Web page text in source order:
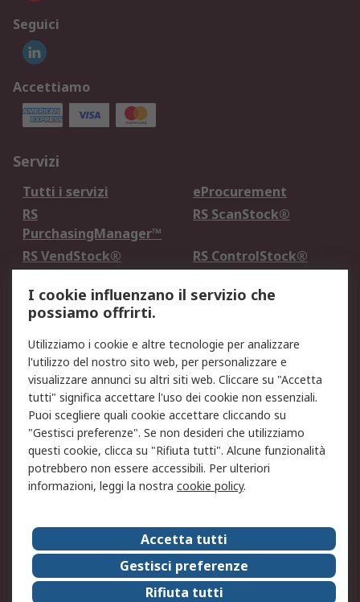
Seguici
Accettiamo
Servizi
Tutti i servizi
eProcurement
RS
PurchasingManager™
RS ScanStock®
RS VendStock®
RS ControlStock®
Legale
Informativa Cookie
Informativa Privacy -
Aggiornata
Email Security
Termini d'uso
Condizioni di vendita
Condizioni generali di
servizio
Etica e responsabilità
Chi Siamo
Chi Siamo
Contattaci
Supporto
ESG
Carriere
RS Group
Press Centre
Discovery: il Blog di RS
I cookie influenzano il servizio che
possiamo offrirti.
Utilizziamo i cookie e altre tecnologie per analizzare
l'utilizzo del nostro sito web, per personalizzare e
visualizzare annunci su altri siti web. Cliccare su "Accetta
tutti" significa accettare l'uso dei cookie non essenziali.
Puoi scegliere quali cookie accettare cliccando su
"Gestisci preferenze". Se non desideri che utilizziamo
questi cookie, clicca su "Rifiuta tutti". Alcune funzionalità
potrebbero non essere accessibili. Per ulteriori
informazioni, leggi la nostra cookie policy.
Accetta tutti
Gestisci preferenze
Rifiuta tutti